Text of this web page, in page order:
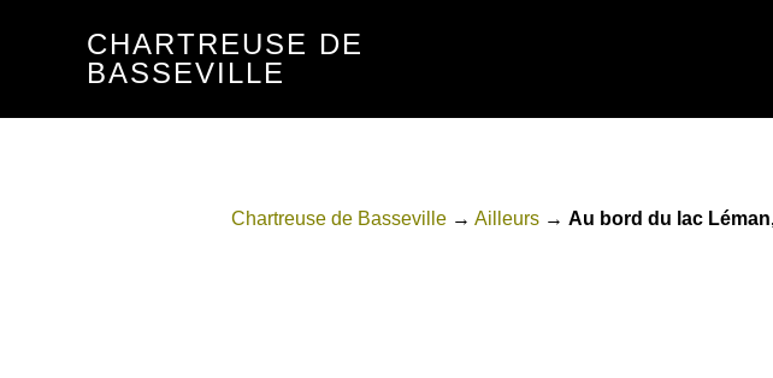
principal
de
CHARTREUSE DE
BASSEVILLE
Chartreuse de Basseville → Ailleurs → Au bord du lac